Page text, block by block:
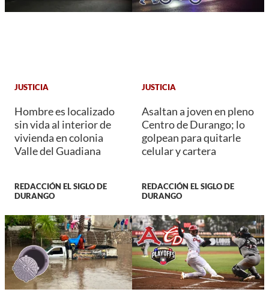
JUSTICIA
Hombre es localizado
sin vida al interior de
vivienda en colonia
Valle del Guadiana
REDACCIÓN EL SIGLO DE
DURANGO
JUSTICIA
Asaltan a joven en pleno
Centro de Durango; lo
golpean para quitarle
celular y cartera
REDACCIÓN EL SIGLO DE
DURANGO